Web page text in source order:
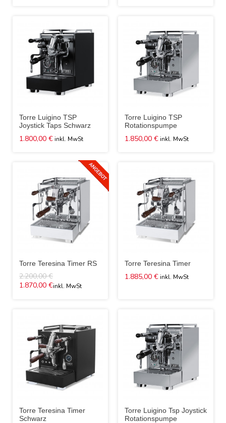
Torre Luigino TSP
Joystick Taps Schwarz
1.800,00 €
Torre Luigino TSP
Rotationspumpe
1.850,00 €
Torre Teresina Timer RS
2.200,00 €
1.870,00 €
Torre Teresina Timer
1.885,00 €
Torre Teresina Timer
Schwarz
Torre Luigino Tsp Joystick
Rotationspumpe